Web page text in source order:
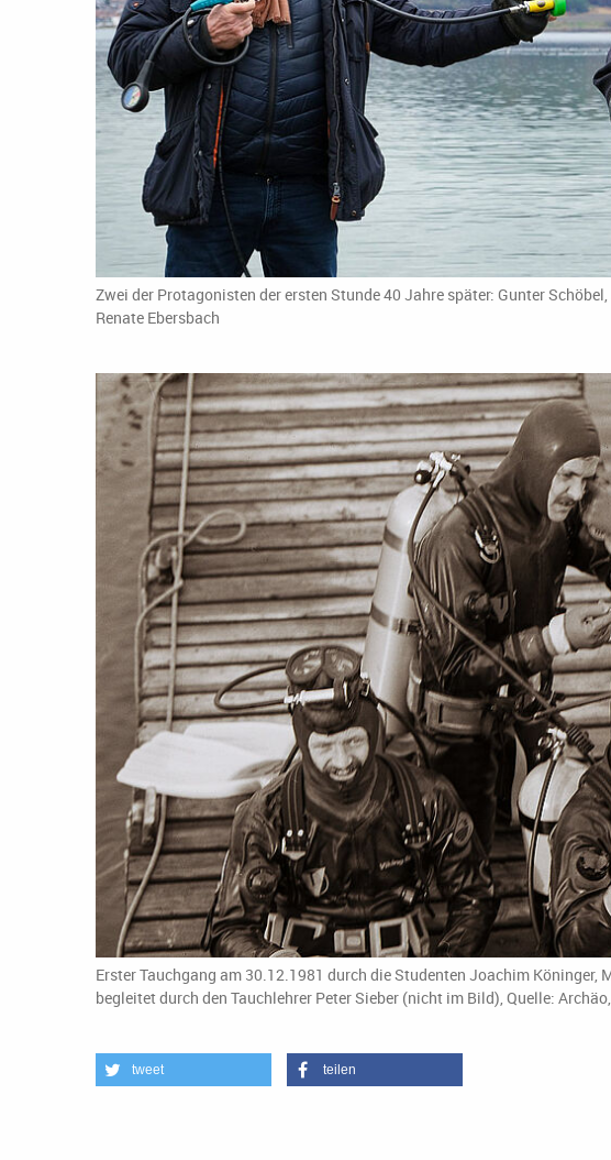
Zwei der Protagonisten der ersten Stunde 40 Jahre später: Gunter
Renate Ebersbach
Erster Tauchgang am 30.12.1981 durch die Studenten Joachim Köninger,
begleitet durch den Tauchlehrer Peter Sieber (nicht im Bild), Quelle:
tweet teilen